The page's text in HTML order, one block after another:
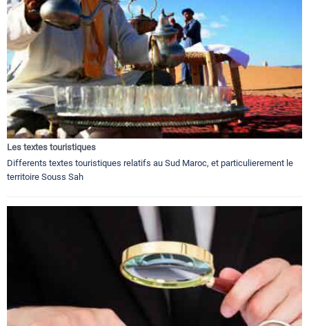
Les textes touristiques
Differents textes touristiques relatifs au Sud Maroc, et particulierement le
territoire Souss Sah